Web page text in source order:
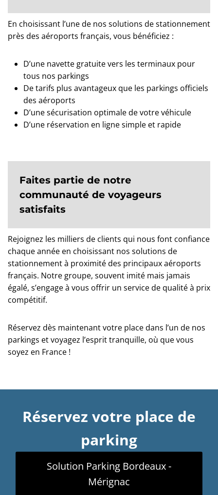
En choisissant l’une de nos solutions de stationnement
près des aéroports français, vous bénéficiez :
D’une navette gratuite vers les terminaux pour
tous nos parkings
De tarifs plus avantageux que les parkings officiels
des aéroports
D’une sécurisation optimale de votre véhicule
D’une réservation en ligne simple et rapide
Faites partie de notre
communauté de voyageurs
satisfaits
Rejoignez les milliers de clients qui nous font confiance
chaque année en choisissant nos solutions de
stationnement à proximité des principaux aéroports
français. Notre groupe, souvent imité mais jamais
égalé, s’engage à vous offrir un service de qualité à prix
compétitif.
Réservez dès maintenant votre place dans l’un de nos
parkings et voyagez l’esprit tranquille, où que vous
soyez en France !
Réservez votre place de
parking
Solution Parking Bordeaux -
Mérignac